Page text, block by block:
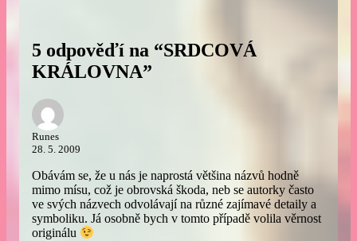
5 odpověďí na “SRDCOVÁ
KRÁLOVNA”
Runes
28. 5. 2009
Obávám se, že u nás je naprostá většina názvů hodně
mimo mísu, což je obrovská škoda, neb se autorky často
ve svých názvech odvolávají na různé zajímavé detaily a
symboliku. Já osobně bych v tomto případě volila věrnost
originálu